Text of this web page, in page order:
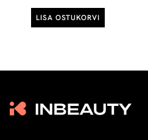
LISA OSTUKORVI